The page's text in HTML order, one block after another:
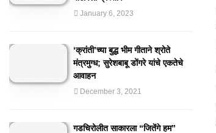
January 6, 2023
‘क्रांती’च्या बुद्ध भीम गीताने श्रोते
मंत्रमुग्ध; सुरेशबाबू डोंगरे यांचे एकतेचे
आवाहन
December 3, 2021
गडचिरोलीत साकारला “जितेंगे हम”